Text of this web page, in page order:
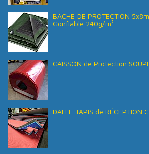
BACHE DE PROTECTION
Gonflable 240g/m²
CAISSON de Protection
DALLE TAPIS de RÉCEPTION